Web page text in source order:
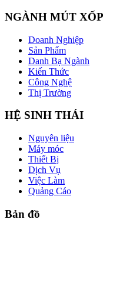
NGÀNH MÚT XỐP
Doanh Nghiệp
Sản Phẩm
Danh Bạ Ngành
Kiến Thức
Công Nghệ
Thị Trường
HỆ SINH THÁI
Nguyên liệu
Máy móc
Thiết Bị
Dịch Vụ
Việc Làm
Quảng Cáo
Bản đồ